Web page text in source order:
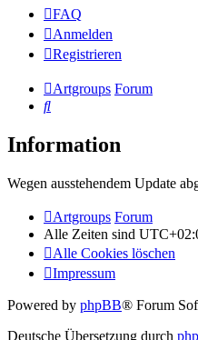
FAQ
Anmelden
Registrieren
Artgroups Forum
Suche
Information
Wegen ausstehendem Update
Artgroups Forum
Alle Zeiten sind
Alle Cookies löschen
Impressum
Powered by phpBB® Forum
Deutsche Übersetzung durch